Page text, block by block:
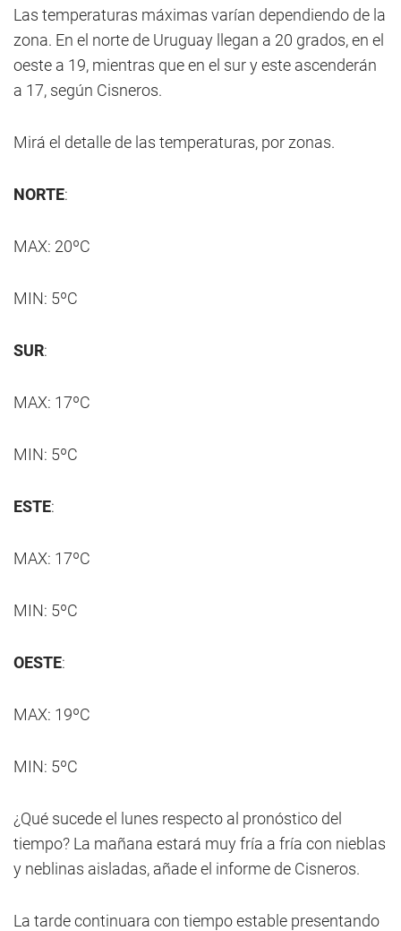
Las temperaturas máximas varían dependiendo de la
zona. En el norte de Uruguay llegan a 20 grados, en el
oeste a 19, mientras que en el sur y este ascenderán
a 17, según Cisneros.
Mirá el detalle de las temperaturas, por zonas.
NORTE:
MAX: 20ºC
MIN: 5ºC
SUR:
MAX: 17ºC
MIN: 5ºC
ESTE:
MAX: 17ºC
MIN: 5ºC
OESTE:
MAX: 19ºC
MIN: 5ºC
¿Qué sucede el lunes respecto al pronóstico del
tiempo? La mañana estará muy fría a fría con nieblas
y neblinas aisladas, añade el informe de Cisneros.
La tarde continuara con tiempo estable presentando